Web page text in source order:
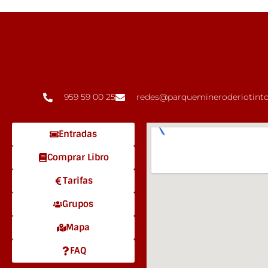
959 59 00 25
Entradas
Comprar Libro
Tarifas
Grupos
Mapa
FAQ